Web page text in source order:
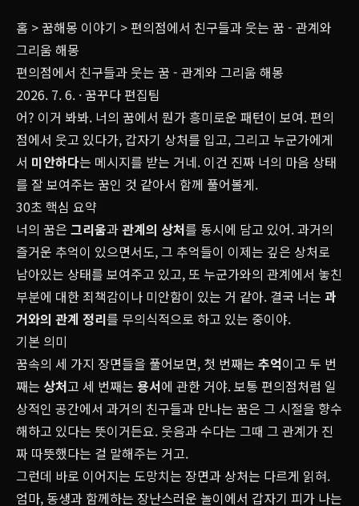
홈 >꿈해몽 이야기 > 편의점에서 친구들과 웃는 꿈 - 관계와
그리움 해몽
편의점에서 친구들과 웃는 꿈 - 관계와 그리움 해몽
2026. 7. 6. · 꿈꾸다 편집팀
어? 이거 봐봐. 너의 꿈에서 뭔가 흥미로운 패턴이 보여. 편의
점에서 웃고 있다가, 갑자기 상처를 입고, 그리고 누군가에게
서 미안하다는 메시지를 받는 거네. 이건 진짜 너의 마음 상태
를 잘 보여주는 꿈인 것 같아서 함께 풀어볼게.
30초 핵심 요약
너의 꿈은 그리움과관계의 상처를 동시에 담고 있어. 과거의
즐거운 추억이 있으면서도, 그 추억들이 이제는 깊은 상처로
남아있는 상태를 보여주고 있고, 또 누군가와의 관계에서 놓친
부분에 대한 죄책감이나 미안함이 있는 거 같아. 결국 너는 과
거와의 관계 정리를 무의식적으로 하고 있는 중이야.
기본 의미
꿈속의 세 가지 장면들을 풀어보면, 첫 번째는 추억이고 두 번
째는 상처고 세 번째는 용서에 관한 거야. 보통 편의점처럼 일
상적인 공간에서 과거의 친구들과 만나는 꿈은 그 시절을 향수
해하고 있다는 뜻이거든요. 웃음과 수다는 그때 그 관계가 진
짜 따뜻했다는 걸 말해주는 거고.
그런데 바로 이어지는 도망치는 장면과 상처는 다르게 읽혀.
엄마, 동생과 함께하는 장난스러운 놀이에서 갑자기 피가 나는